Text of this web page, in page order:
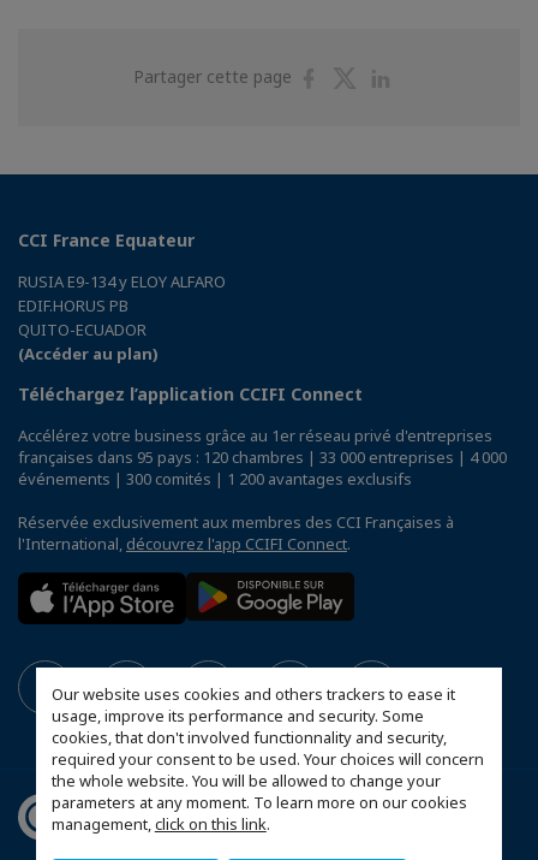
Our website uses cookies and others trackers to ease it
usage, improve its performance and security. Some
cookies, that don't involved functionnality and security,
required your consent to be used. Your choices will concern
the whole website. You will be allowed to change your
parameters at any moment. To learn more on our cookies
management,click on this link.
Partager cette page
PartagerPartager
CCI France Equateur
RUSIA E9-134 y ELOY ALFARO
EDIF.HORUS PB
QUITO-ECUADOR
(Accéder au plan)
Téléchargez l’application CCIFI Connect
Accélérez votre business grâce au 1er réseau privé d'entreprises
françaises dans 95 pays : 120 chambres | 33 000 entreprises | 4 000
événements | 300 comités | 1 200 avantages exclusifs
Réservée exclusivement aux membres des CCI Françaises à
l'International, découvrez l'app CCIFI Connect.